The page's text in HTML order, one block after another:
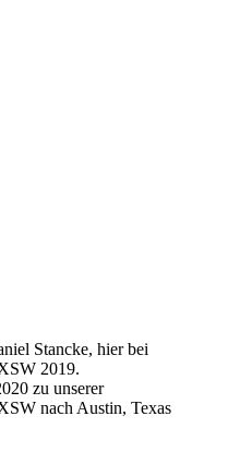
Stancke, hier bei
2019.
zu unserer
nach Austin, Texas